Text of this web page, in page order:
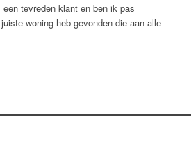
tevreden klant en ben ik pas
woning heb gevonden die aan alle